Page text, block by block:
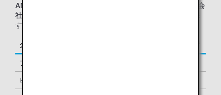
ANAグループ運航便または他スター アライアンス加盟航空会
社運航便
す。
クラス／ステイタス ご同行者
ファーストクラス
ビジネスクラス